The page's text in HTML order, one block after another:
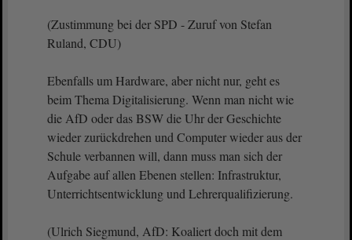
(Zustimmung bei der SPD - Zuruf von Stefan
Ruland, CDU)
Ebenfalls um Hardware, aber nicht nur, geht es
beim Thema Digitalisierung. Wenn man nicht wie
die AfD oder das BSW die Uhr der Geschichte
wieder zurückdrehen und Computer wieder aus der
Schule verbannen will, dann muss man sich der
Aufgabe auf allen Ebenen stellen: Infrastruktur,
Unterrichtsentwicklung und Lehrerqualifizierung.
(Ulrich Siegmund, AfD: Koaliert doch mit dem